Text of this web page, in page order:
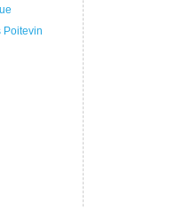
Poitevin